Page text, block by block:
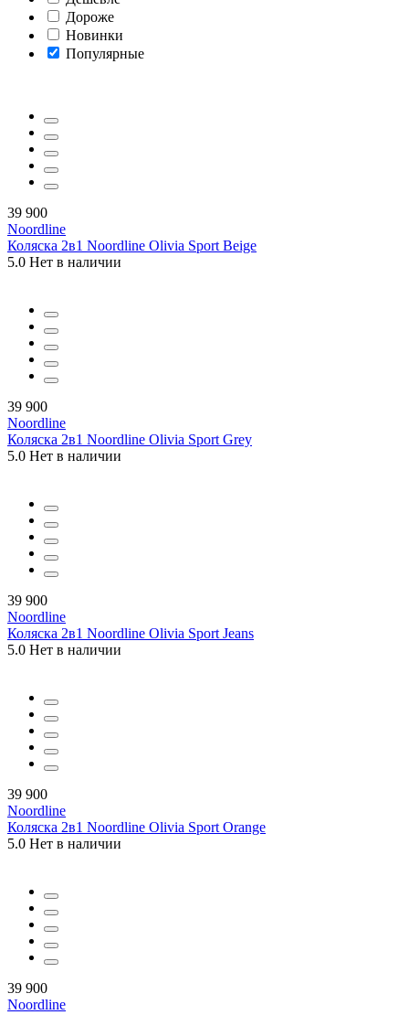
Дороже
Новинки
Популярные
39 900
Noordline
Коляска 2в1 Noordline Olivia Sport Beige
5.0 Нет в наличии
39 900
Noordline
Коляска 2в1 Noordline Olivia Sport Grey
5.0 Нет в наличии
39 900
Noordline
Коляска 2в1 Noordline Olivia Sport Jeans
5.0 Нет в наличии
39 900
Noordline
Коляска 2в1 Noordline Olivia Sport Orange
5.0 Нет в наличии
39 900
Noordline